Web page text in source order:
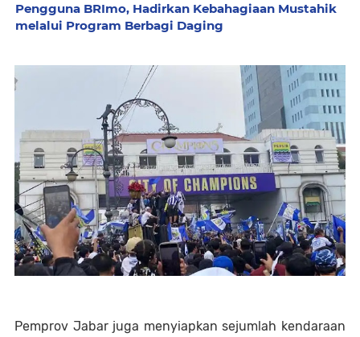
Pengguna BRImo, Hadirkan Kebahagiaan Mustahik
melalui Program Berbagi Daging
Pemprov Jabar juga menyiapkan sejumlah kendaraan